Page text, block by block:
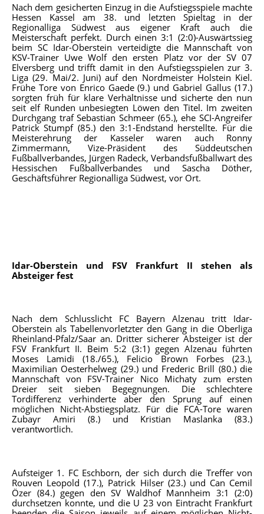
Nach dem gesicherten Einzug in die Aufstiegsspiele machte
Hessen Kassel am 38. und letzten Spieltag in der
Regionalliga Südwest aus eigener Kraft auch die
Meisterschaft perfekt. Durch einen 3:1 (2:0)-Auswärtssieg
beim SC Idar-Oberstein verteidigte die Mannschaft von
KSV-Trainer Uwe Wolf den ersten Platz vor der SV 07
Elversberg und trifft damit in den Aufstiegsspielen zur 3.
Liga (29. Mai/2. Juni) auf den Nordmeister Holstein Kiel.
Frühe Tore von Enrico Gaede (9.) und Gabriel Gallus (17.)
sorgten früh für klare Verhältnisse und sicherte den nun
seit elf Runden unbesiegten Löwen den Titel. Im zweiten
Durchgang traf Sebastian Schmeer (65.), ehe SCI-Angreifer
Patrick Stumpf (85.) den 3:1-Endstand herstellte. Für die
Meisterehrung der Kasseler waren auch Ronny
Zimmermann, Vize-Präsident des Süddeutschen
Fußballverbandes, Jürgen Radeck, Verbandsfußballwart des
Hessischen Fußballverbandes und Sascha Döther,
Geschäftsführer Regionalliga Südwest, vor Ort.
Idar-Oberstein und FSV Frankfurt II stehen als
Absteiger fest
Nach dem Schlusslicht FC Bayern Alzenau tritt Idar-
Oberstein als Tabellenvorletzter den Gang in die Oberliga
Rheinland-Pfalz/Saar an. Dritter sicherer Absteiger ist der
FSV Frankfurt II. Beim 5:2 (3:1) gegen Alzenau führten
Moses Lamidi (18./65.), Felicio Brown Forbes (23.),
Maximilian Oesterhelweg (29.) und Frederic Brill (80.) die
Mannschaft von FSV-Trainer Nico Michaty zum ersten
Dreier seit sieben Begegnungen. Die schlechtere
Tordifferenz verhinderte aber den Sprung auf einen
möglichen Nicht-Abstiegsplatz. Für die FCA-Tore waren
Zubayr Amiri (8.) und Kristian Maslanka (83.)
verantwortlich.
Aufsteiger 1. FC Eschborn, der sich durch die Treffer von
Rouven Leopold (17.), Patrick Hilser (23.) und Can Cemil
Özer (84.) gegen den SV Waldhof Mannheim 3:1 (2:0)
durchsetzen konnte, und die U 23 von Eintracht Frankfurt